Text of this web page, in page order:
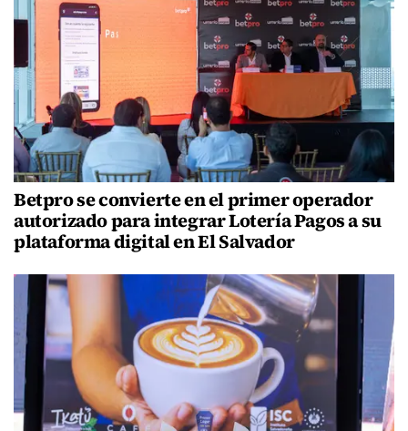
Betpro se convierte en el primer operador
autorizado para integrar Lotería Pagos a su
plataforma digital en El Salvador